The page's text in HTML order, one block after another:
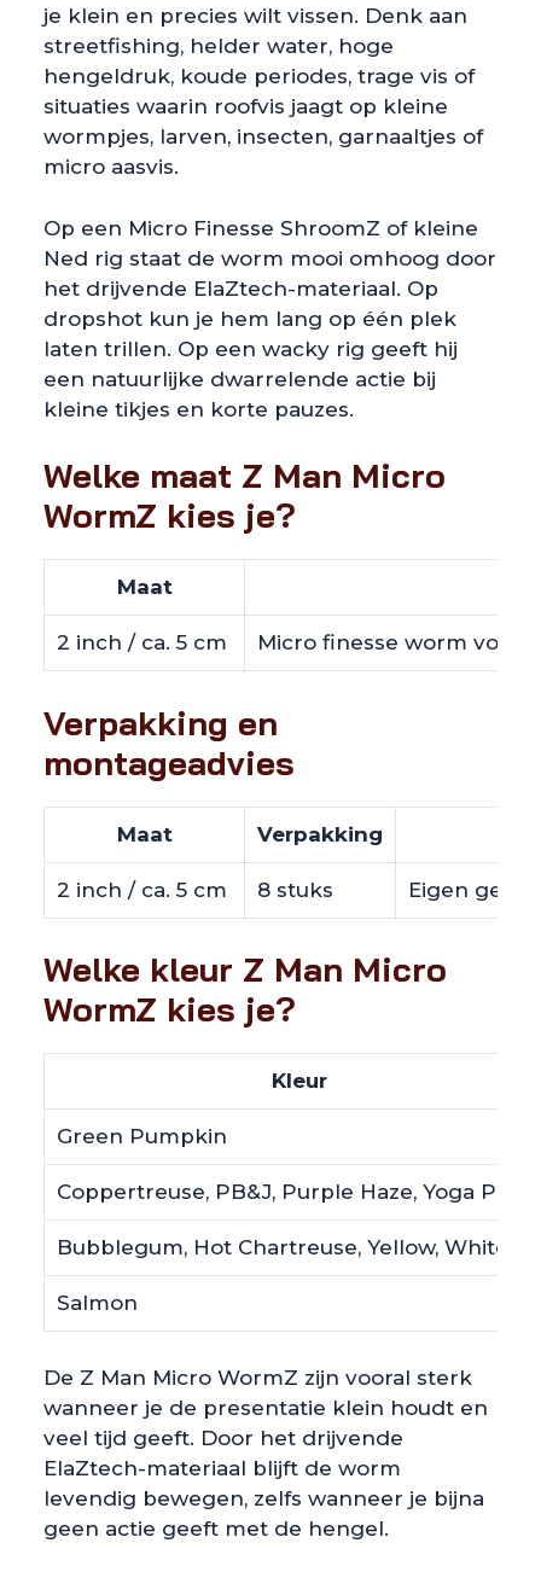
je klein en precies wilt vissen. Denk aan
streetfishing, helder water, hoge
hengeldruk, koude periodes, trage vis of
situaties waarin roofvis jaagt op kleine
wormpjes, larven, insecten, garnaaltjes of
micro aasvis.
Op een Micro Finesse ShroomZ of kleine
Ned rig staat de worm mooi omhoog door
het drijvende ElaZtech-materiaal. Op
dropshot kun je hem lang op één plek
laten trillen. Op een wacky rig geeft hij
een natuurlijke dwarrelende actie bij
kleine tikjes en korte pauzes.
Welke maat Z Man Micro
WormZ kies je?
Maat
2 inch / ca. 5 cm Micro finesse worm voor
Verpakking en
montageadvies
Maat Verpakking
2 inch / ca. 5 cm 8 stuks Eigen
Welke kleur Z Man Micro
WormZ kies je?
Kleur
Green Pumpkin
Coppertreuse, PB&J, Purple Haze, Yoga Pants
Bubblegum, Hot Chartreuse, Yellow, White
Salmon
De Z Man Micro WormZ zijn vooral sterk
wanneer je de presentatie klein houdt en
veel tijd geeft. Door het drijvende
ElaZtech-materiaal blijft de worm
levendig bewegen, zelfs wanneer je bijna
geen actie geeft met de hengel.